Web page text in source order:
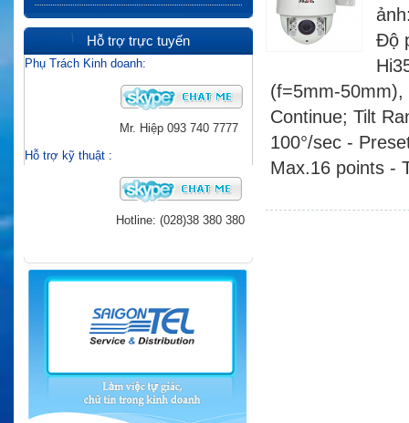
Hỗ trợ trực tuyến
Phụ Trách Kinh doanh:
Mr. Hiệp 093 740 7777
Hỗ trợ kỹ thuật :
Hotline: (028)38 380 380
Độ
(f=5mm-50mm),
Continue; Tilt
100°/sec -
Max.16 points -